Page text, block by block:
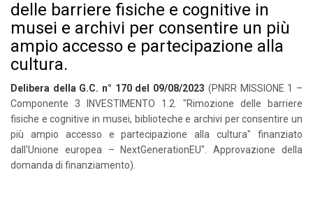
delle barriere fisiche e cognitive in
musei e archivi per consentire un più
ampio accesso e partecipazione alla
cultura.
Delibera della G.C. n° 170 del 09/08/2023 (PNRR MISSIONE 1 –
Componente 3 INVESTIMENTO 1.2. "Rimozione delle barriere
fisiche e cognitive in musei, biblioteche e archivi per consentire un
più ampio accesso e partecipazione alla cultura" finanziato
dall'Unione europea – NextGenerationEU". Approvazione della
domanda di finanziamento).